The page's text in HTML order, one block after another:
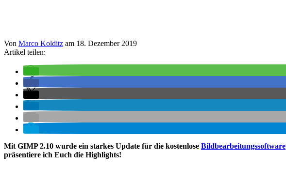
Von Marco Kolditz am 18. Dezember 2019
Artikel teilen:
Mit GIMP 2.10 wurde ein starkes Update für die kostenlose Bildbearbeitungssoftware
präsentiere ich Euch die Highlights!